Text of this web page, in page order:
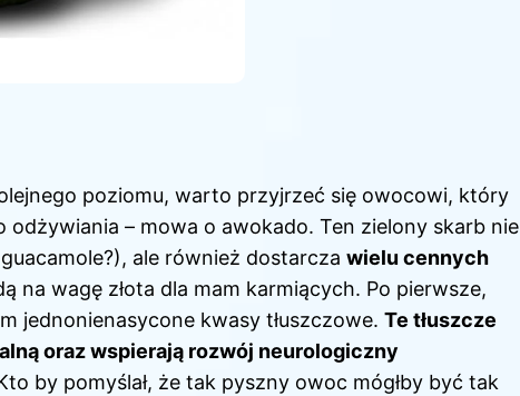
poziomu, warto przyjrzeć się owocowi, który
– mowa o awokado. Ten zielony skarb nie
ale również dostarcza wielu cennych
na wagę złota dla mam karmiących. Po pierwsze,
jednonienasycone kwasy tłuszczowe. Te tłuszcze
oraz wspierają rozwój neurologiczny
by pomyślał, że tak pyszny owoc mógłby być tak